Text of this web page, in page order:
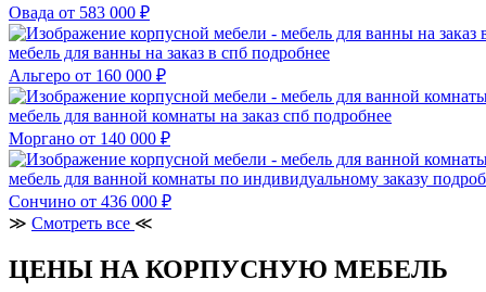
Овада от 583 000 ₽
мебель для ванны на заказ в спб подробнее
Альгеро от 160 000 ₽
мебель для ванной комнаты на заказ спб подробнее
Моргано от 140 000 ₽
мебель для ванной комнаты по индивидуальному заказу
Сончино от 436 000 ₽
≫ Смотреть все ≪
ЦЕНЫ НА КОРПУСНУЮ МЕБЕЛЬ